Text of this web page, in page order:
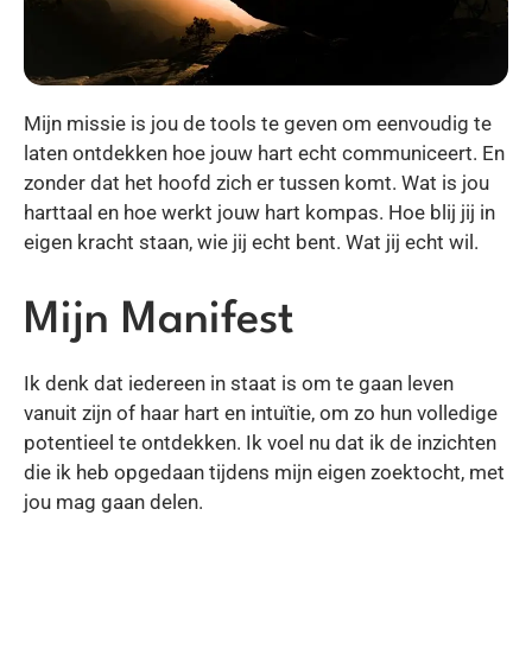
Mijn missie is jou de tools te geven om eenvoudig te
laten ontdekken hoe jouw hart echt communiceert. En
zonder dat het hoofd zich er tussen komt. Wat is jou
harttaal en hoe werkt jouw hart kompas. Hoe blij jij in
eigen kracht staan, wie jij echt bent. Wat jij echt wil.
Mijn Manifest
Ik denk dat iedereen in staat is om te gaan leven
vanuit zijn of haar hart en intuïtie, om zo hun volledige
potentieel te ontdekken. Ik voel nu dat ik de inzichten
die ik heb opgedaan tijdens mijn eigen zoektocht, met
jou mag gaan delen.